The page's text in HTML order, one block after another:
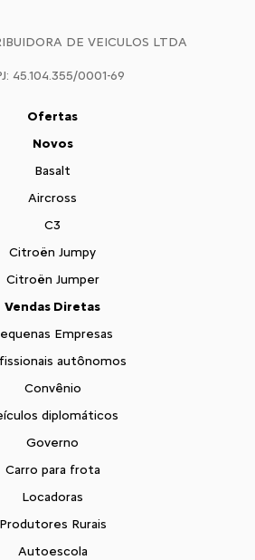
DE VEICULOS LTDA
45.104.355/0001-69
Ofertas
Novos
Basalt
Aircross
C3
Citroën Jumpy
Citroën Jumper
Vendas Diretas
Empresas
autônomos
Convênio
diplomáticos
Governo
Carro para frota
Locadoras
Produtores Rurais
Autoescola